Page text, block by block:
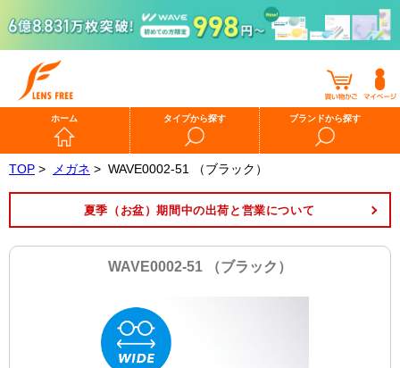
ホーム タイプから探す ブランドから探す
TOP > メガネ > WAVE0002-51 （ブラック）
夏季（お盆）期間中の出荷と営業について
WAVE0002-51 （ブラック）